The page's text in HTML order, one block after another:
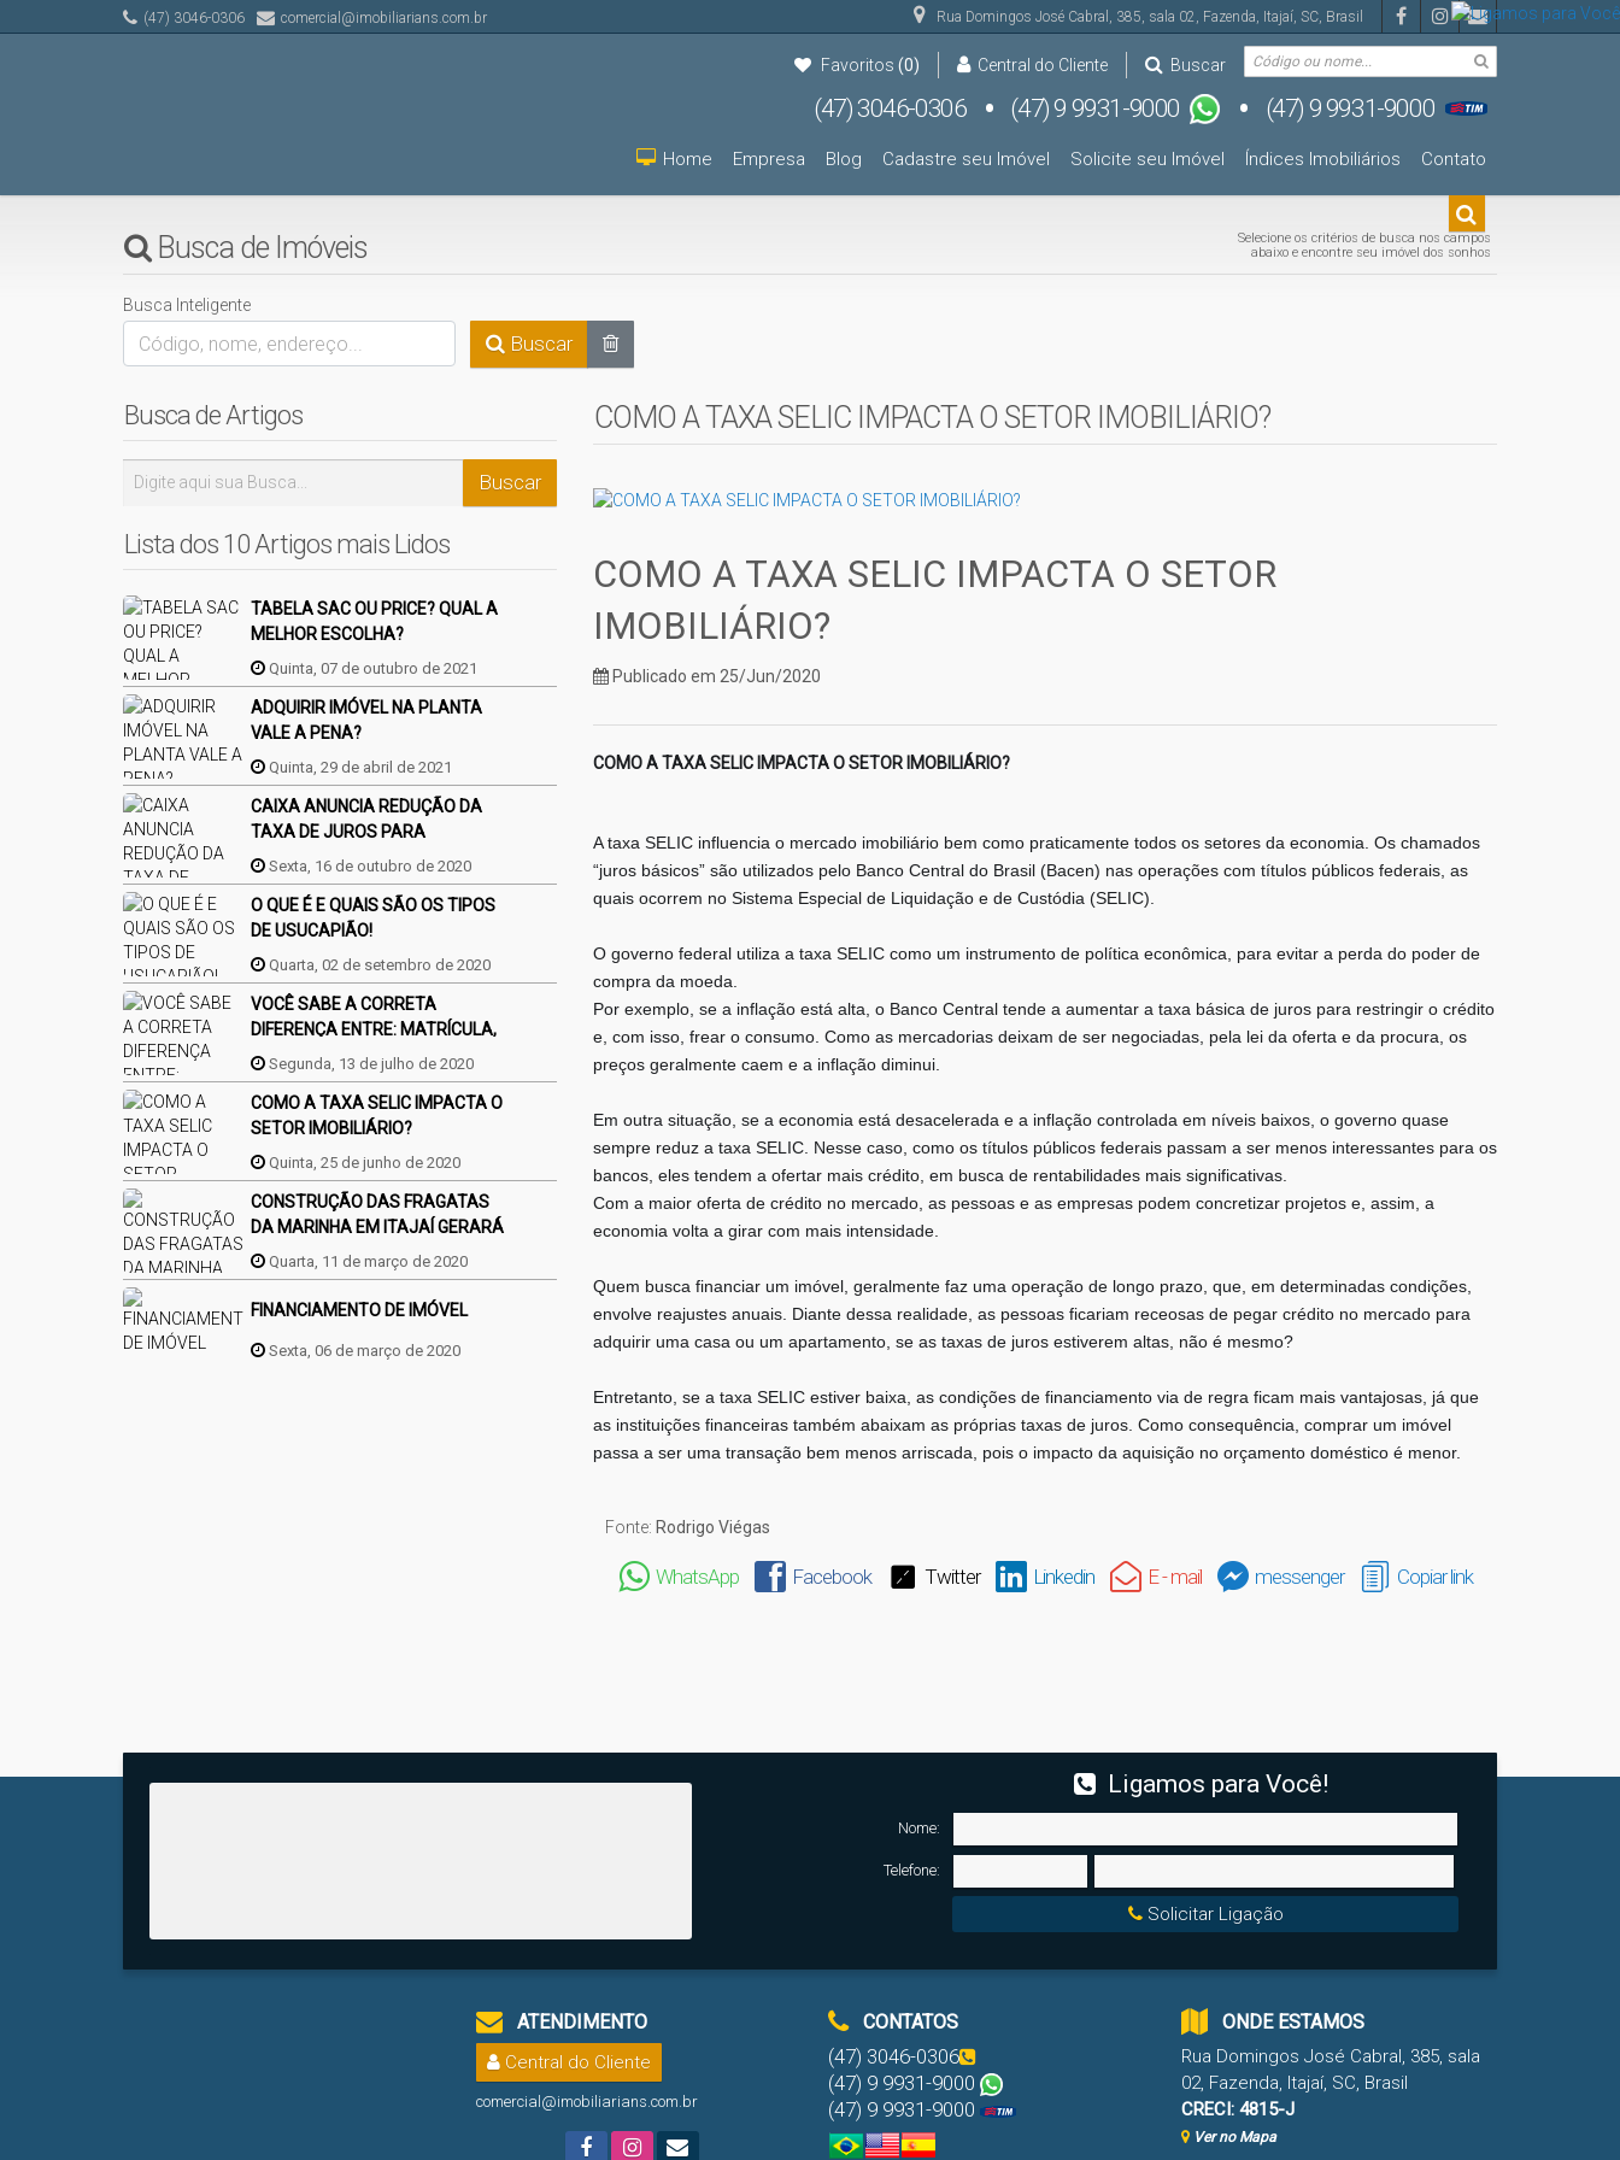
Rua Domingos José Cabral , 385, sala 02, Fazenda, Itajaí, SC, Brasil
(47) 3046-0306 comercial@imobiliarians.com.br
Buscar
Central do Cliente
Favoritos (0)
(47) 9 9931-9000 (47) 9 9931-9000
Contato
Índices Imobiliários
Solicite seu Imóvel
Cadastre seu Imóvel
Blog
Empresa
Home
Busca de Imóveis
Selecione os critérios de busca nos campos
abaixo e encontre seu imóvel dos sonhos
Busca Inteligente
Buscar
Busca de Artigos
Lista dos 10 Artigos mais Lidos
TABELA SAC OU PRICE? QUAL A
MELHOR ESCOLHA?
Quinta, 07 de outubro de 2021
ADQUIRIR IMÓVEL NA PLANTA
VALE A PENA?
Quinta, 29 de abril de 2021
CAIXA ANUNCIA REDUÇÃO DA
TAXA DE JUROS PARA
FINANCIAMENTO DA CASA
PRÓPRIA
Sexta, 16 de outubro de 2020
O QUE É E QUAIS SÃO OS TIPOS
DE USUCAPIÃO!
Quarta, 02 de setembro de 2020
VOCÊ SABE A CORRETA
DIFERENÇA ENTRE: MATRÍCULA,
REGISTRO E AVERBAÇÃO?
Segunda, 13 de julho de 2020
COMO A TAXA SELIC IMPACTA O
SETOR IMOBILIÁRIO?
Quinta, 25 de junho de 2020
CONSTRUÇÃO DAS FRAGATAS
DA MARINHA EM ITAJAÍ GERARÁ
MAIS EMPREGOS
Quarta, 11 de março de 2020
FINANCIAMENTO DE IMÓVEL
Sexta, 06 de março de 2020
COMO A TAXA SELIC IMPACTA O SETOR IMOBILIÁRIO?
COMO A TAXA SELIC IMPACTA O SETOR
IMOBILIÁRIO?
Publicado em 25/Jun/2020
COMO A TAXA SELIC IMPACTA O SETOR IMOBILIÁRIO?
A taxa SELIC influencia o mercado imobiliário bem como praticamente todos os setores da economia. Os chamados
“juros básicos” são utilizados pelo Banco Central do Brasil (Bacen) nas operações com títulos públicos federais, as
quais ocorrem no Sistema Especial de Liquidação e de Custódia (SELIC).
O governo federal utiliza a taxa SELIC como um instrumento de política econômica, para evitar a perda do poder de
compra da moeda.
Por exemplo, se a inflação está alta, o Banco Central tende a aumentar a taxa básica de juros para restringir o crédito
e, com isso, frear o consumo. Como as mercadorias deixam de ser negociadas, pela lei da oferta e da procura, os
preços geralmente caem e a inflação diminui.
Em outra situação, se a economia está desacelerada e a inflação controlada em níveis baixos, o governo quase
sempre reduz a taxa SELIC. Nesse caso, como os títulos públicos federais passam a ser menos interessantes para os
bancos, eles tendem a ofertar mais crédito, em busca de rentabilidades mais significativas.
Com a maior oferta de crédito no mercado, as pessoas e as empresas podem concretizar projetos e, assim, a
economia volta a girar com mais intensidade.
Quem busca financiar um imóvel, geralmente faz uma operação de longo prazo, que, em determinadas condições,
envolve reajustes anuais. Diante dessa realidade, as pessoas ficariam receosas de pegar crédito no mercado para
adquirir uma casa ou um apartamento, se as taxas de juros estiverem altas, não é mesmo?
Entretanto, se a taxa SELIC estiver baixa, as condições de financiamento via de regra ficam mais vantajosas, já que
as instituições financeiras também abaixam as próprias taxas de juros. Como consequência, comprar um imóvel
passa a ser uma transação bem menos arriscada, pois o impacto da aquisição no orçamento doméstico é menor.
Fonte: Rodrigo Viégas
WhatsApp Facebook Twitter Linkedin E - mail messenger Copiar link
Ligamos para Você!
Nome:
Telefone:
Solicitar Ligação
ATENDIMENTO
Central do Cliente
comercial@imobiliarians.com.br
CONTATOS
(47) 3046-0306
(47) 9 9931-9000
(47) 9 9931-9000
ONDE ESTAMOS
Rua Domingos José Cabral, 385, sala
02, Fazenda, Itajaí, SC, Brasil
CRECI: 4815-J
Ver no Mapa